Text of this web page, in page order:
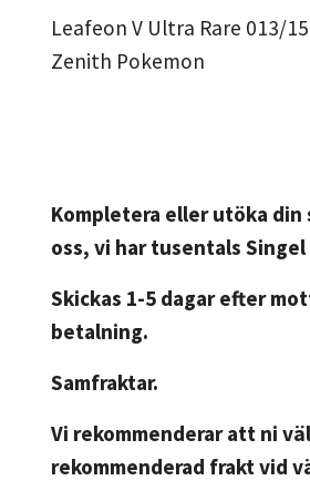
Leafeon V Ultra Rare 013/
Zenith Pokemon
Kompletera eller utöka din
oss, vi har tusentals
Skickas 1-5 dagar efter
betalning.
Samfraktar.
Vi rekommenderar att ni
rekommenderad frakt vid